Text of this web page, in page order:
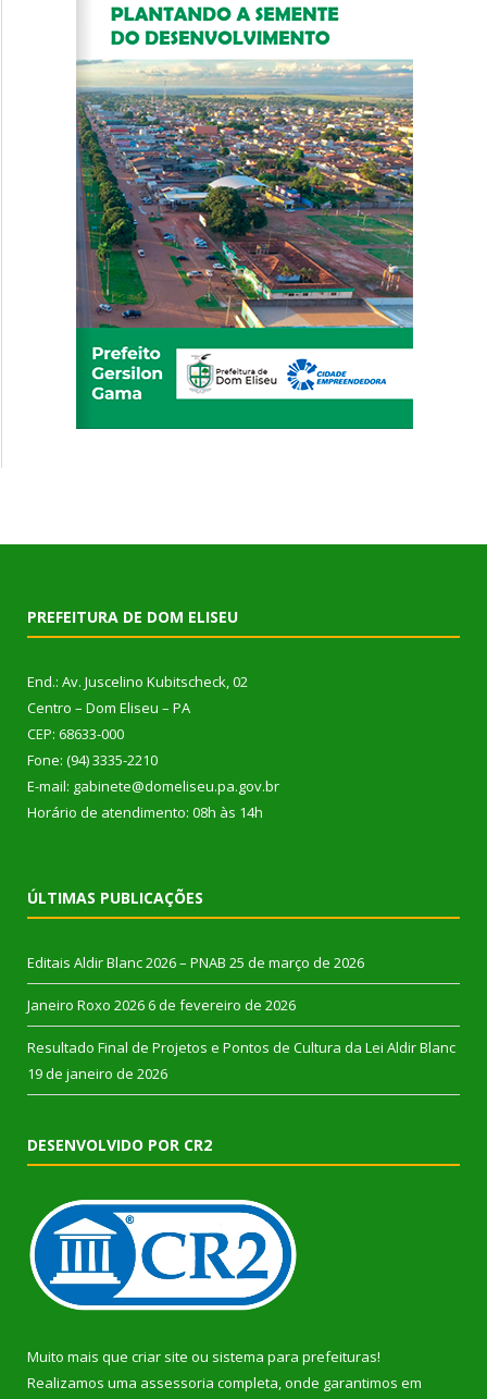
PREFEITURA DE DOM ELISEU
End.: Av. Juscelino Kubitscheck, 02
Centro – Dom Eliseu – PA
CEP: 68633-000
Fone: (94) 3335-2210
E-mail: gabinete@domeliseu.pa.gov.br
Horário de atendimento: 08h às 14h
ÚLTIMAS PUBLICAÇÕES
Editais Aldir Blanc 2026 – PNAB 25 de março de 2026
Janeiro Roxo 2026 6 de fevereiro de 2026
Resultado Final de Projetos e Pontos de Cultura da Lei Aldir Blanc
19 de janeiro de 2026
DESENVOLVIDO POR CR2
Muito mais que criar site ou sistema para prefeituras!
Realizamos uma assessoria completa, onde garantimos em